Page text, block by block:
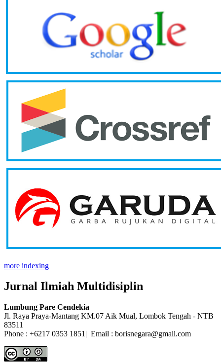
more indexing
Jurnal Ilmiah Multidisiplin
Lumbung Pare Cendekia
Jl. Raya Praya-Mantang KM.07 Aik Mual, Lombok Tengah - NTB
83511
Phone : +6217 0353 1851| Email : borisnegara@gmail.com